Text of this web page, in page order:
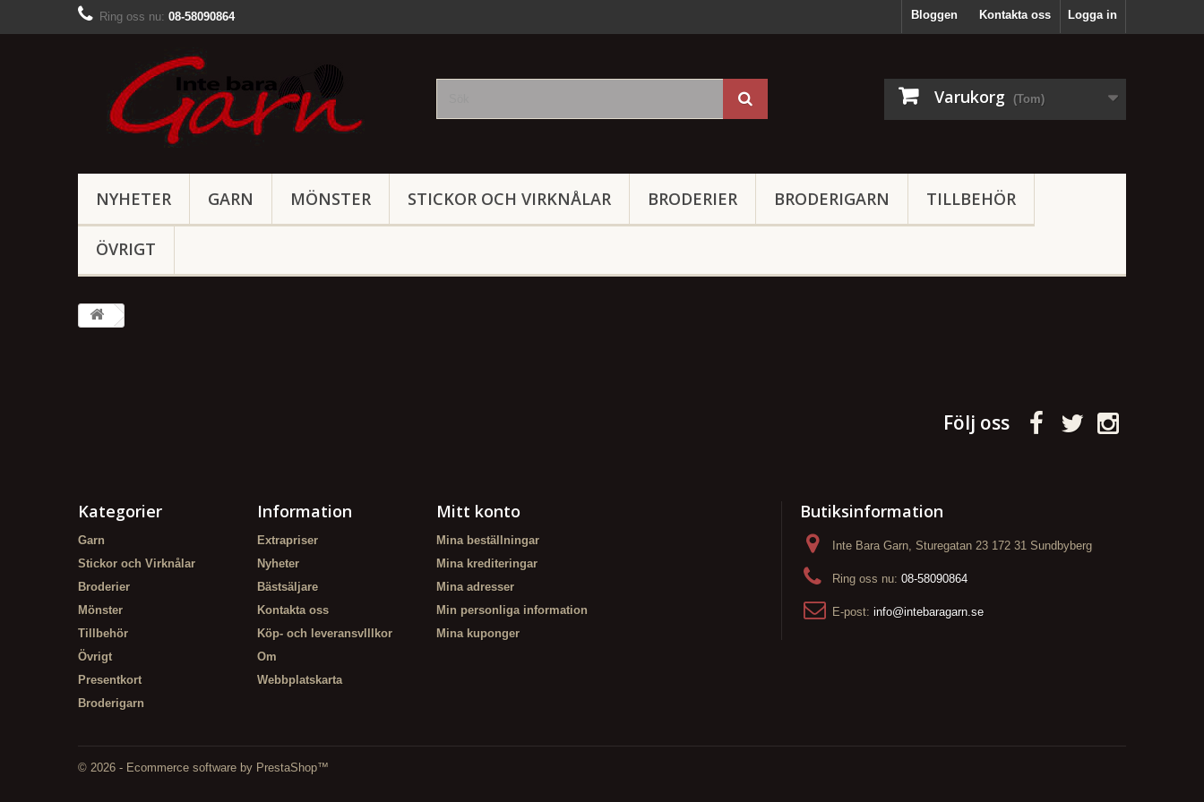
Logga in
Bloggen Kontakta oss
Ring oss nu: 08-58090864
Varukorg (Tom)
NYHETER GARN MÖNSTER STICKOR OCH VIRKNÅLAR BRODERIER BRODERIGARN TILLBEHÖR
ÖVRIGT
Följ oss
Kategorier
Garn
Stickor och Virknålar
Broderier
Mönster
Tillbehör
Övrigt
Presentkort
Broderigarn
Information
Extrapriser
Nyheter
Bästsäljare
Kontakta oss
Köp- och leveransvlllkor
Om
Webbplatskarta
© 2026 - Ecommerce software by PrestaShop™
Mitt konto
Mina beställningar
Mina krediteringar
Mina adresser
Min personliga information
Mina kuponger
Butiksinformation
Inte Bara Garn, Sturegatan 23 172 31 Sundbyberg
Ring oss nu: 08-58090864
E-post: info@intebaragarn.se